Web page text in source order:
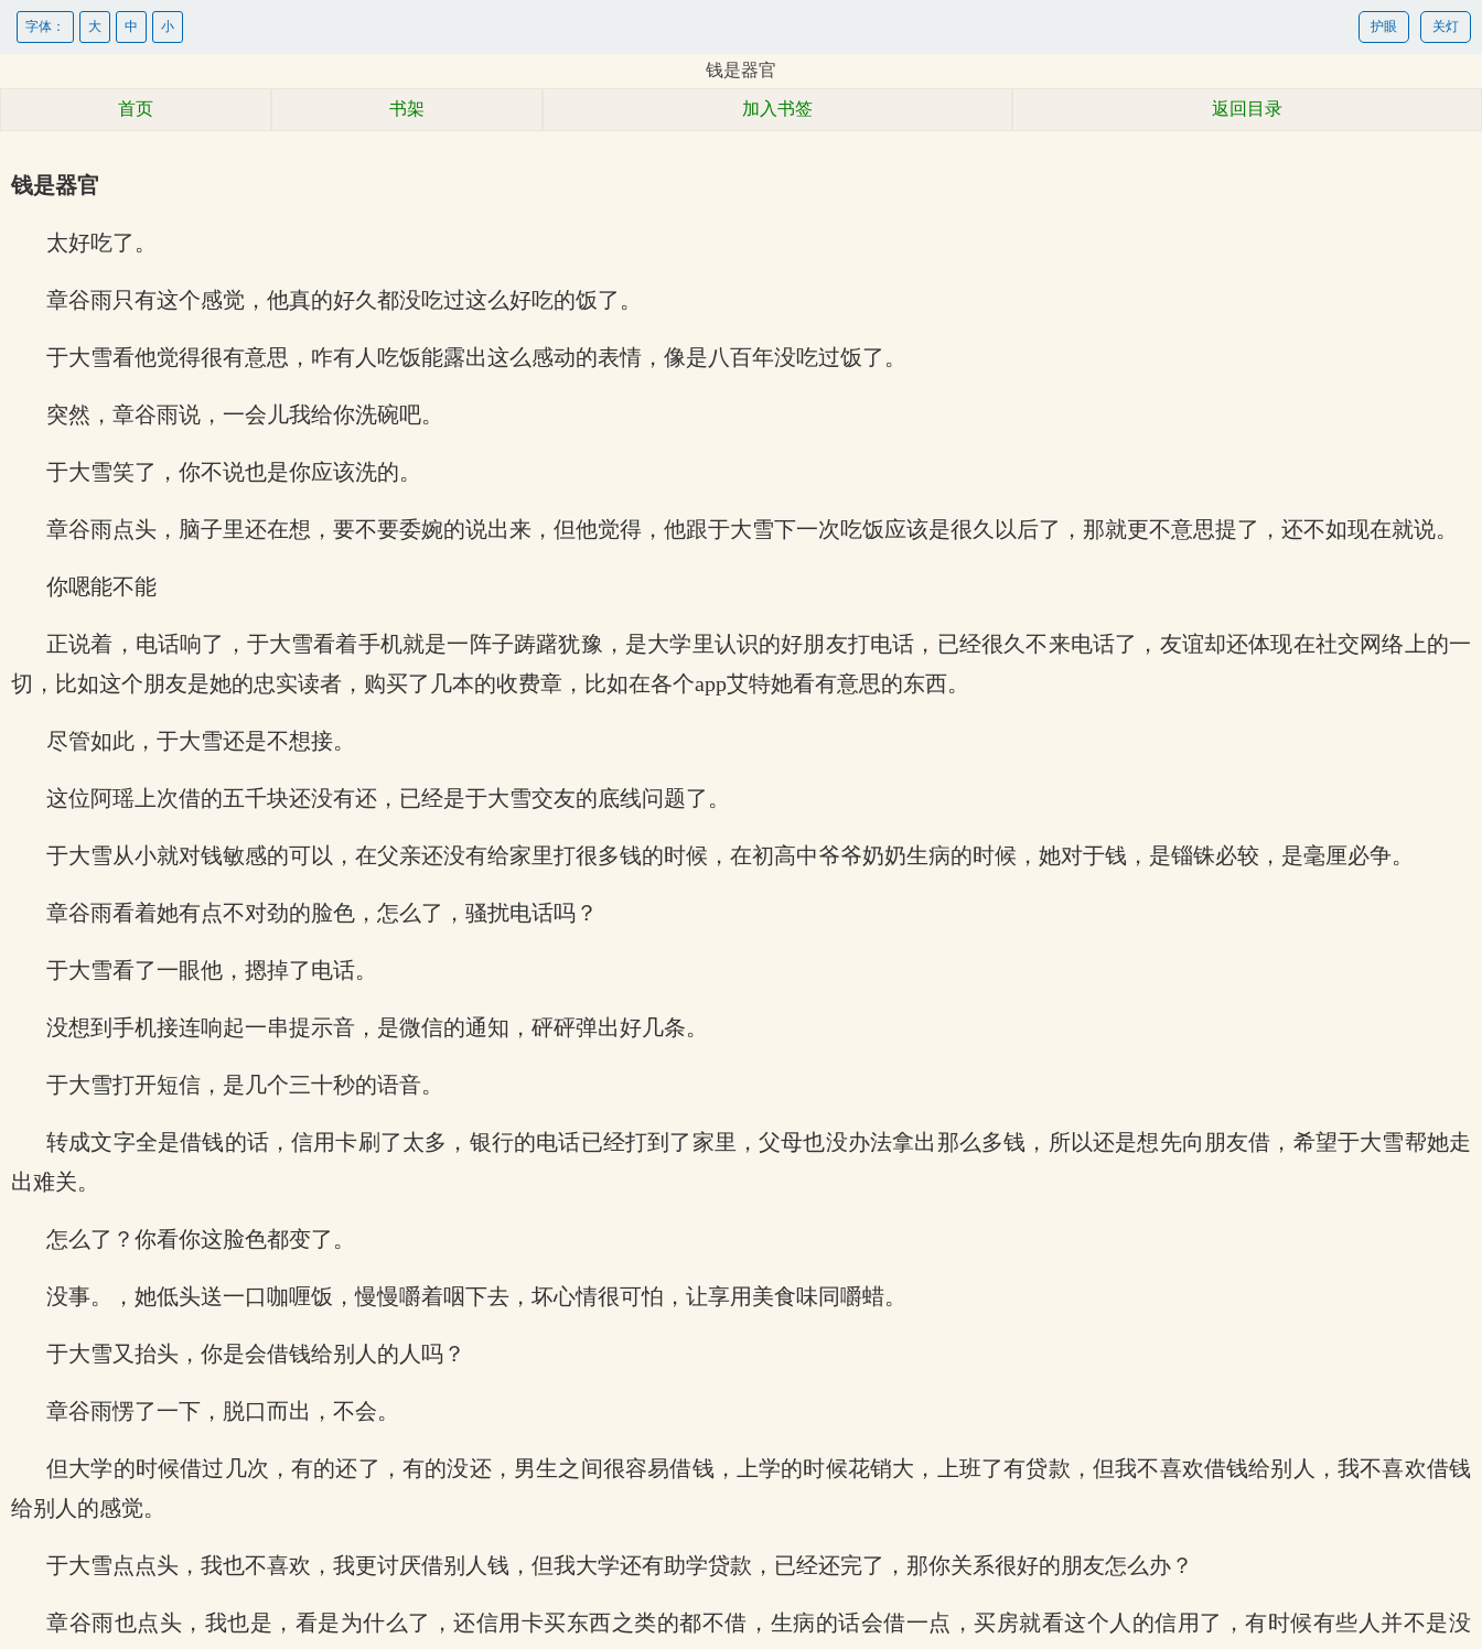
关灯
护眼
字体： 大 中 小
钱是器官
首页 书架 加入书签 返回目录
钱是器官
太好吃了。
章谷雨只有这个感觉，他真的好久都没吃过这么好吃的饭了。
于大雪看他觉得很有意思，咋有人吃饭能露出这么感动的表情，像是八百年没吃过饭了。
突然，章谷雨说，一会儿我给你洗碗吧。
于大雪笑了，你不说也是你应该洗的。
章谷雨点头，脑子里还在想，要不要委婉的说出来，但他觉得，他跟于大雪下一次吃饭应该是很久以后了，那就更不意思提了，还不如现在就说。
你嗯能不能
正说着，电话响了，于大雪看着手机就是一阵子踌躇犹豫，是大学里认识的好朋友打电话，已经很久不来电话了，友谊却还体现在社交网络上的一
切，比如这个朋友是她的忠实读者，购买了几本的收费章，比如在各个app艾特她看有意思的东西。
尽管如此，于大雪还是不想接。
这位阿瑶上次借的五千块还没有还，已经是于大雪交友的底线问题了。
于大雪从小就对钱敏感的可以，在父亲还没有给家里打很多钱的时候，在初高中爷爷奶奶生病的时候，她对于钱，是锱铢必较，是毫厘必争。
章谷雨看着她有点不对劲的脸色，怎么了，骚扰电话吗？
于大雪看了一眼他，摁掉了电话。
没想到手机接连响起一串提示音，是微信的通知，砰砰弹出好几条。
于大雪打开短信，是几个三十秒的语音。
转成文字全是借钱的话，信用卡刷了太多，银行的电话已经打到了家里，父母也没办法拿出那么多钱，所以还是想先向朋友借，希望于大雪帮她走
出难关。
怎么了？你看你这脸色都变了。
没事。，她低头送一口咖喱饭，慢慢嚼着咽下去，坏心情很可怕，让享用美食味同嚼蜡。
于大雪又抬头，你是会借钱给别人的人吗？
章谷雨愣了一下，脱口而出，不会。
但大学的时候借过几次，有的还了，有的没还，男生之间很容易借钱，上学的时候花销大，上班了有贷款，但我不喜欢借钱给别人，我不喜欢借钱
给别人的感觉。
于大雪点点头，我也不喜欢，我更讨厌借别人钱，但我大学还有助学贷款，已经还完了，那你关系很好的朋友怎么办？
章谷雨也点头，我也是，看是为什么了，还信用卡买东西之类的都不借，生病的话会借一点，买房就看这个人的信用了，有时候有些人并不是没